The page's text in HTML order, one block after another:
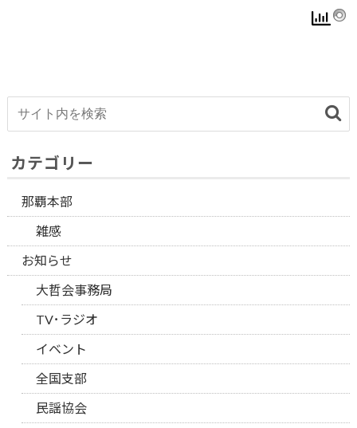
カテゴリー
那覇本部
雑感
お知らせ
大哲会事務局
TV･ラジオ
イベント
全国支部
民謡協会